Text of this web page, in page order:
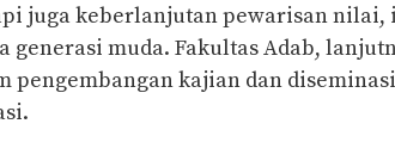
juga keberlanjutan pewarisan nilai,
generasi muda. Fakultas Adab,
pengembangan kajian dan